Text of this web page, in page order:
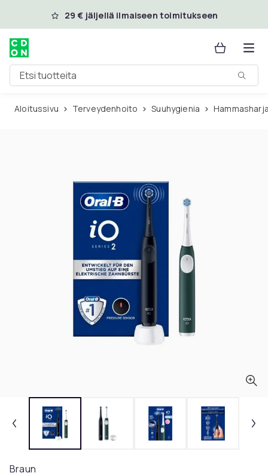
Ohita ja siirry pääsisältöön
29 € jäljellä ilmaiseen toimitukseen
Etsi tuotteita
Aloitussivu Terveydenhoito Suuhygienia
Braun